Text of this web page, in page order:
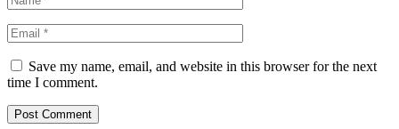
Save my name, email, and website in this browser for the next
time I comment.